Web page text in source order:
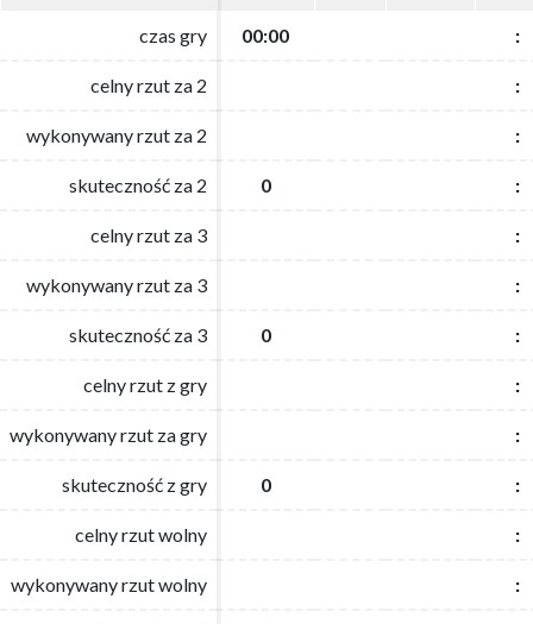
czas gry 00:00 :
celny rzut za 2 :
wykonywany rzut za 2 :
skuteczność za 2 0 :
celny rzut za 3 :
wykonywany rzut za 3 :
skuteczność za 3 0 :
celny rzut z gry :
wykonywany rzut za gry :
skuteczność z gry 0 :
celny rzut wolny :
wykonywany rzut wolny :
czas gry 00:00 :
celny rzut za 2 :
wykonywany rzut za 2 :
skuteczność za 2 0 :
celny rzut za 3 :
wykonywany rzut za 3 :
skuteczność za 3 0 :
celny rzut z gry :
wykonywany rzut za gry :
skuteczność z gry 0 :
celny rzut wolny :
wykonywany rzut wolny :